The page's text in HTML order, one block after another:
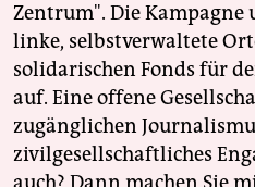
Zentrum". Die
linke, selbstverwaltete
solidarischen Fonds für
auf. Eine offene
zugänglichen
zivilgesellschaftliches